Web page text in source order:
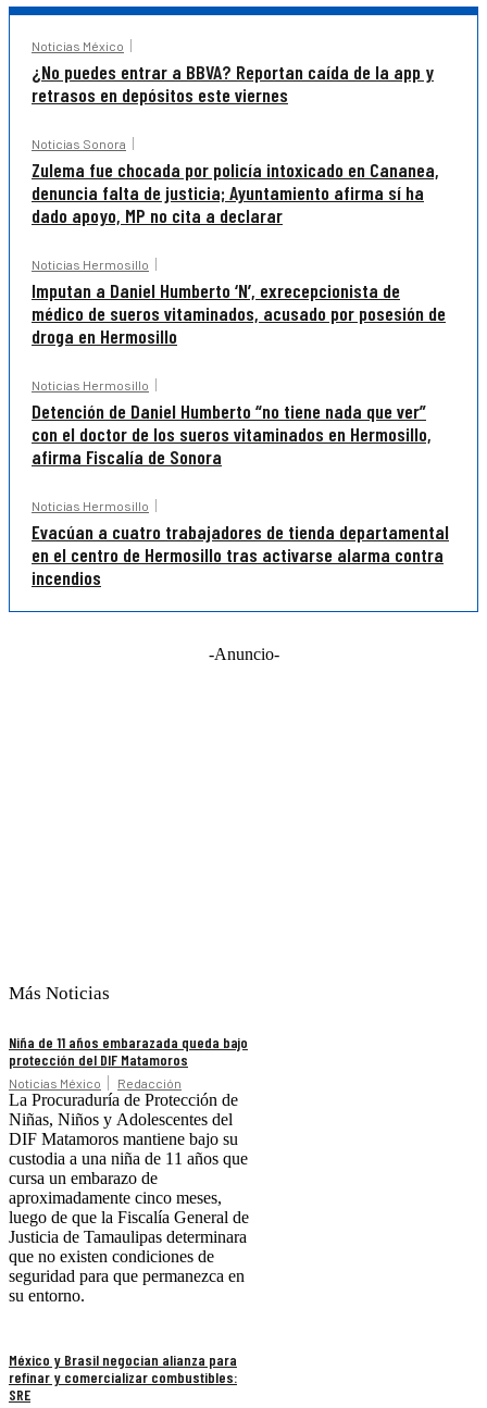
Noticias México
¿No puedes entrar a BBVA? Reportan caída de la app y
retrasos en depósitos este viernes
Noticias Sonora
Zulema fue chocada por policía intoxicado en Cananea,
denuncia falta de justicia; Ayuntamiento afirma sí ha
dado apoyo, MP no cita a declarar
Noticias Hermosillo
Imputan a Daniel Humberto ‘N’, exrecepcionista de
médico de sueros vitaminados, acusado por posesión de
droga en Hermosillo
Noticias Hermosillo
Detención de Daniel Humberto “no tiene nada que ver”
con el doctor de los sueros vitaminados en Hermosillo,
afirma Fiscalía de Sonora
Noticias Hermosillo
Evacúan a cuatro trabajadores de tienda departamental
en el centro de Hermosillo tras activarse alarma contra
incendios
-Anuncio-
Más Noticias
Niña de 11 años embarazada queda bajo
protección del DIF Matamoros
Noticias México Redacción
La Procuraduría de Protección de
Niñas, Niños y Adolescentes del
DIF Matamoros mantiene bajo su
custodia a una niña de 11 años que
cursa un embarazo de
aproximadamente cinco meses,
luego de que la Fiscalía General de
Justicia de Tamaulipas determinara
que no existen condiciones de
seguridad para que permanezca en
su entorno.
México y Brasil negocian alianza para
refinar y comercializar combustibles:
SRE